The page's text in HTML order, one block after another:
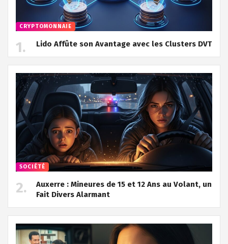
CRYPTOMONNAIE
Lido Affûte son Avantage avec les Clusters DVT
SOCIÉTÉ
Auxerre : Mineures de 15 et 12 Ans au Volant, un
Fait Divers Alarmant